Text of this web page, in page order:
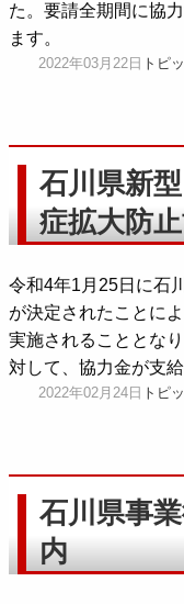
た。要請全期間に協
ます。
2022年03月22日 トピ
石川県新
症拡大防
令和4年1月25日に石
が決定されたことに
実施されることとな
対して、協力金が支給
2022年02月24日 トピ
石川県事
内